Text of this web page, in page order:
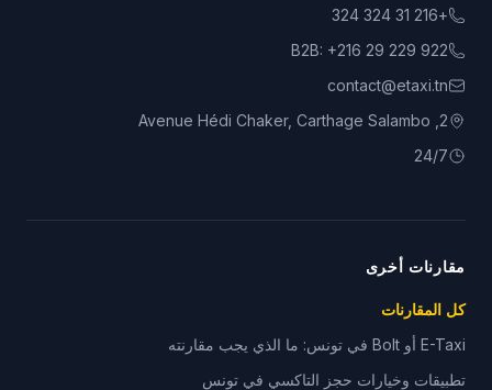
+216 31 324 324
B2B: +216 29 229 922
contact@etaxi.tn
2, Avenue Hédi Chaker, Carthage Salambo
24/7
مقارنات أخرى
كل المقارنات
E-Taxi أو Bolt في تونس: ما الذي يجب مقارنته
تطبيقات وخيارات حجز التاكسي في تونس